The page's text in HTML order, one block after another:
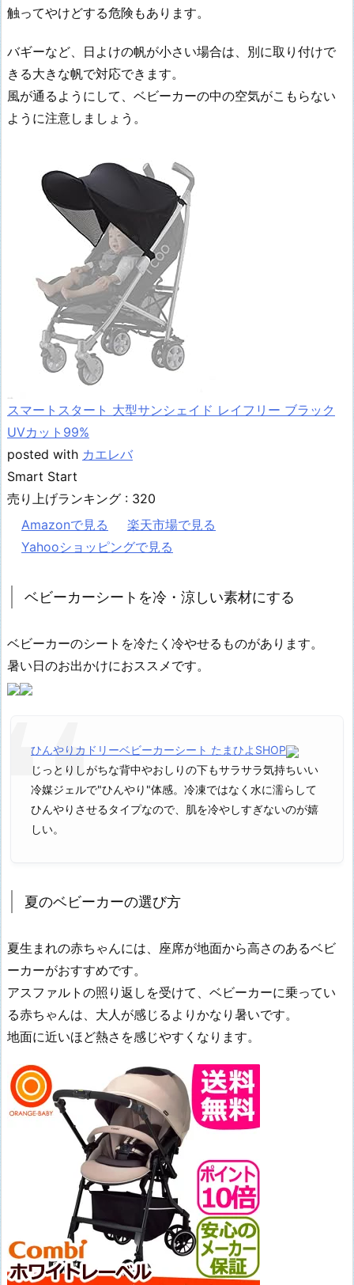
触ってやけどする危険もあります。
バギーなど、日よけの帆が小さい場合は、別に取り付けで
きる大きな帆で対応できます。
風が通るようにして、ベビーカーの中の空気がこもらない
ように注意しましょう。
スマートスタート 大型サンシェイド レイフリー ブラック
UVカット99%
posted with カエレバ
Smart Start
売り上げランキング : 320
Amazonで見る
楽天市場で見る
Yahooショッピングで見る
ベビーカーシートを冷・涼しい素材にする
ベビーカーのシートを冷たく冷やせるものがあります。
暑い日のお出かけにおススメです。
ひんやりカドリーベビーカーシート たまひよSHOP
じっとりしがちな背中やおしりの下もサラサラ気持ちいい
冷媒ジェルで"ひんやり"体感。冷凍ではなく水に濡らして
ひんやりさせるタイプなので、肌を冷やしすぎないのが嬉
しい。
夏のベビーカーの選び方
夏生まれの赤ちゃんには、座席が地面から高さのあるベビ
ーカーがおすすめです。
アスファルトの照り返しを受けて、ベビーカーに乗ってい
る赤ちゃんは、大人が感じるよりかなり暑いです。
地面に近いほど熱さを感じやすくなります。